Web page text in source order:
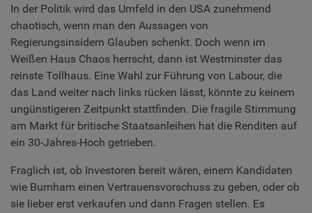
In der Politik wird das Umfeld in den USA zunehmend
chaotisch, wenn man den Aussagen von
Regierungsinsidern Glauben schenkt. Doch wenn im
Weißen Haus Chaos herrscht, dann ist Westminster das
reinste Tollhaus. Eine Wahl zur Führung von Labour, die
das Land weiter nach links rücken lässt, könnte zu keinem
ungünstigeren Zeitpunkt stattfinden. Die fragile Stimmung
am Markt für britische Staatsanleihen hat die Renditen auf
ein 30-Jahres-Hoch getrieben.
Fraglich ist, ob Investoren bereit wären, einem Kandidaten
wie Burnham einen Vertrauensvorschuss zu geben, oder ob
sie lieber erst verkaufen und dann Fragen stellen. Es